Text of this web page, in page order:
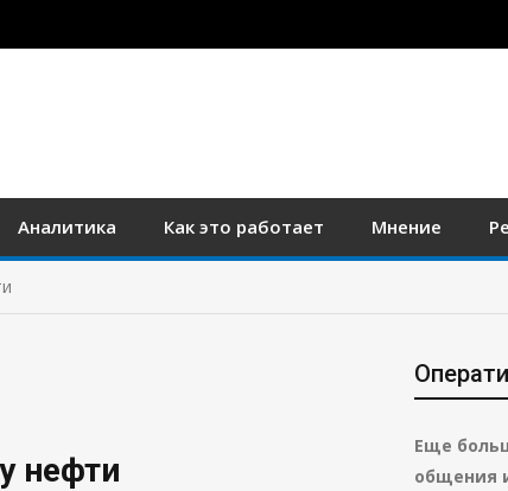
Аналитика Как это работает Мнение
нефти
Еще
общения